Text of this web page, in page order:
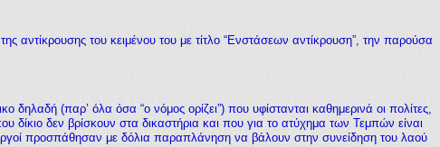
αντίκρουσης του κειμένου του με τίτλο “Ενστάσεων αντίκρουση”, την παρούσα
δηλαδή (παρ’ όλα όσα “ο νόμος ορίζει”) που υφίστανται καθημερινά οι πολίτες,
δίκιο δεν βρίσκουν στα δικαστήρια και που για το ατύχημα των Τεμπών είναι
προσπάθησαν με δόλια παραπλάνηση να βάλουν στην συνείδηση του λαού